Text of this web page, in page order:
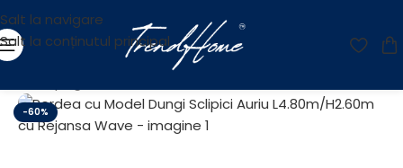
Salt la navigare
Salt la conținutul principal
-60%